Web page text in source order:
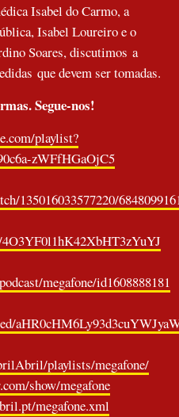
Isabel do Carmo, a
Isabel Loureiro e o
Soares, discutimos a
que devem ser tomadas.
Segue-nos!
playlist?
zWFfHGaOjC5
135016033577220/
megafone/id1608888181
playlists/megafone/
show/megafone
megafone.xml